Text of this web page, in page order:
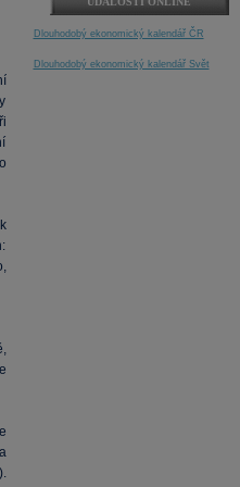
Dlouhodobý ekonomický kalendář ČR
Dlouhodobý ekonomický kalendář Svět